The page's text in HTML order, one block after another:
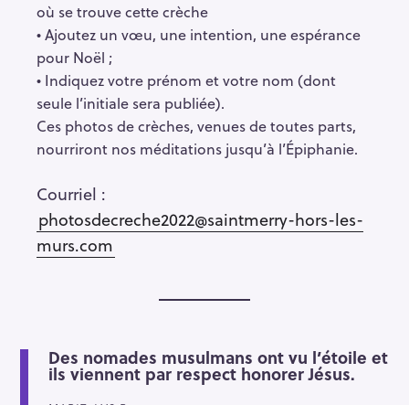
où se trouve cette crèche
• Ajoutez un vœu, une intention, une espérance
pour Noël ;
• Indiquez votre prénom et votre nom (dont
seule l’initiale sera publiée).
Ces photos de crèches, venues de toutes parts,
nourriront nos méditations jusqu’à l’Épiphanie.
Courriel :
photosdecreche2022@saintmerry-hors-les-
murs.com
Des nomades musulmans ont vu l’étoile et
ils viennent par respect honorer Jésus.
S
e
a
r
r